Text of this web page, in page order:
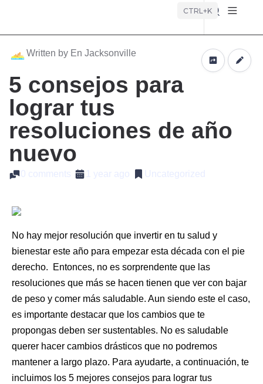
CTRL+K
Written by En Jacksonville
5 consejos para
lograr tus
resoluciones de año
nuevo
0 comments 1 year ago Uncategorized
No hay mejor resolución que invertir en tu salud y
bienestar este año para empezar esta década con el pie
derecho.
Entonces, no es sorprendente que las
resoluciones que más se hacen tienen que ver con bajar
de peso y comer más saludable. Aun siendo este el caso,
es importante destacar que los cambios que te
propongas deben ser sustentables. No es saludable
querer hacer cambios drásticos que no podremos
mantener a largo plazo. Para ayudarte, a continuación, te
incluimos los 5 mejores consejos para lograr tus